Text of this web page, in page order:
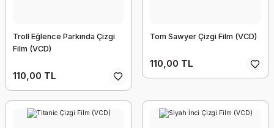
Troll Eğlence Parkında Çizgi
Film (VCD)
110,00 TL
Tom Sawyer Çizgi Film (VCD)
110,00 TL